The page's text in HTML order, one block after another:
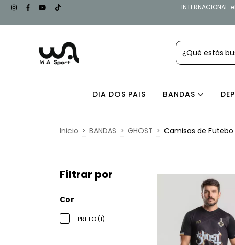
DIA DOS PAIS BANDAS
Inicio > BANDAS > GHOST > Camisas de Futebo
Filtrar por
Cor
PRETO (1)